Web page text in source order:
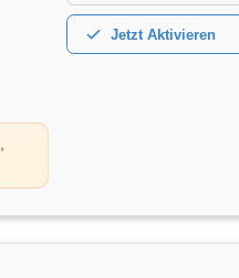
Jetzt Aktivieren